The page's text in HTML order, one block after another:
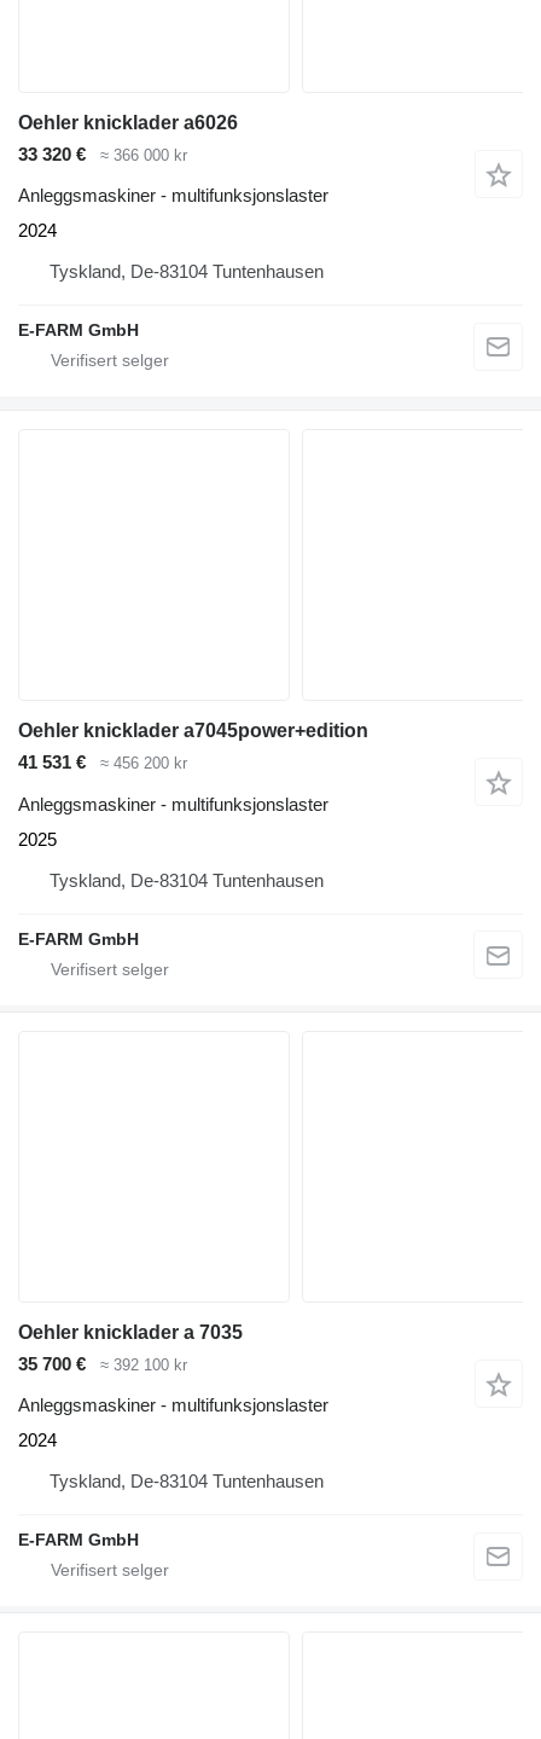
Oehler knicklader a6026
33 320 €
≈ 366 000 kr
Anleggsmaskiner - multifunksjonslaster
2024
Tyskland, De-83104 Tuntenhausen
E-FARM GmbH
Oehler knicklader a7045power+edition
41 531 €
≈ 456 200 kr
Anleggsmaskiner - multifunksjonslaster
2025
Tyskland, De-83104 Tuntenhausen
E-FARM GmbH
Oehler knicklader a 7035
35 700 €
≈ 392 100 kr
Anleggsmaskiner - multifunksjonslaster
2024
Tyskland, De-83104 Tuntenhausen
E-FARM GmbH